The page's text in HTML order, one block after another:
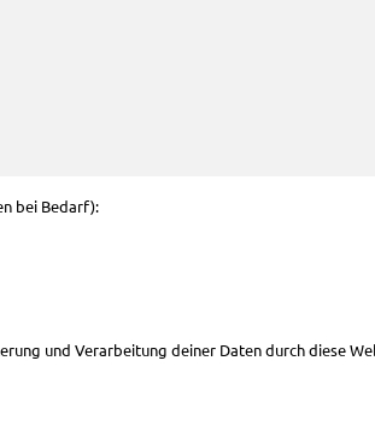
bei Bedarf):
und Verarbeitung deiner Daten durch diese